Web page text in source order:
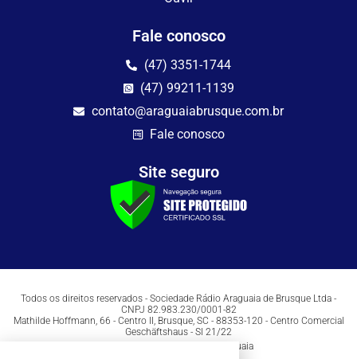
Fale conosco
(47) 3351-1744
(47) 99211-1139
contato@araguaiabrusque.com.br
Fale conosco
Site seguro
Todos os direitos reservados - Sociedade Rádio Araguaia de Brusque Ltda -
CNPJ 82.983.230/0001-82
Mathilde Hoffmann, 66 - Centro II, Brusque, SC - 88353-120 - Centro Comercial
Geschäftshaus - Sl 21/22
Copyright © 2026 | Rádio Araguaia